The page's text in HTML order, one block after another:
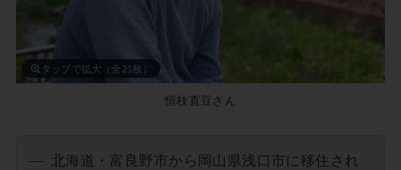
タップで拡大（全21枚）
恒枝直豆さん
北海道・富良野市から岡山県浅口市に移住され